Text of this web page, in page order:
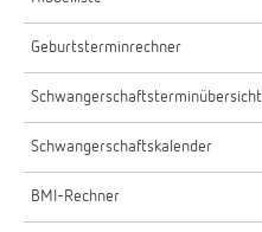
Geburtsterminrechner
Schwangerschaftsterminübersicht
Schwangerschaftskalender
BMI-Rechner